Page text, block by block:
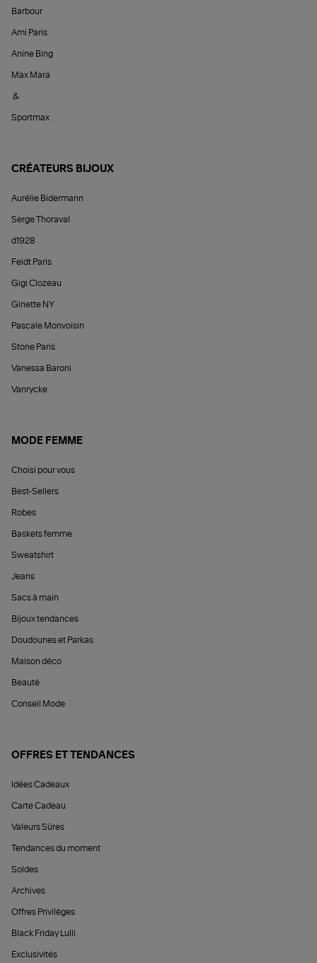
Barbour
Ami Paris
Anine Bing
Max Mara
&
Sportmax
CRÉATEURS BIJOUX
Aurélie Bidermann
Serge Thoraval
d1928
Feidt Paris
Gigi Clozeau
Ginette NY
Pascale Monvoisin
Stone Paris
Vanessa Baroni
Vanrycke
MODE FEMME
Choisi pour vous
Best-Sellers
Robes
Baskets femme
Sweatshirt
Jeans
Sacs à main
Bijoux tendances
Doudounes et Parkas
Maison déco
Beauté
Conseil Mode
OFFRES ET TENDANCES
Idées Cadeaux
Carte Cadeau
Valeurs Sûres
Tendances du moment
Soldes
Archives
Offres Privilèges
Black Friday Lulli
Exclusivités